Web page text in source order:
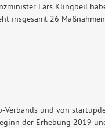
Lars Klingbeil
insgesamt 26
und von
der Erhebung 2019